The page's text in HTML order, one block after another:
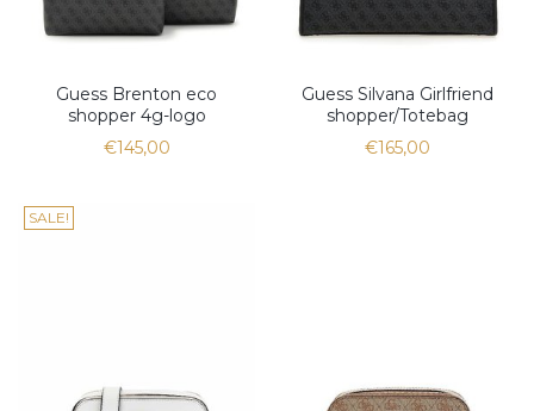
Guess Brenton eco
shopper 4g-logo
€145,00
Guess Silvana Girlfriend
shopper/Totebag
€165,00
SALE!